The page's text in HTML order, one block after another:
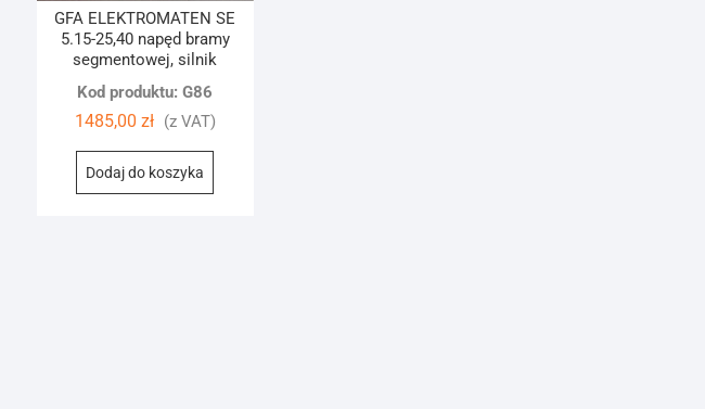
GFA ELEKTROMATEN SE
5.15-25,40 napęd bramy
segmentowej, silnik
Kod produktu: G86
1485,00 zł (z VAT)
Dodaj do koszyka